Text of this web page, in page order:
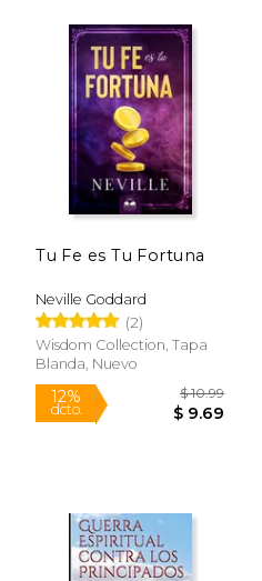
15%
dcto. $ 34.26
Tu Fe es Tu Fortuna
Neville Goddard
(2)
Wisdom Collection, Tapa
Blanda, Nuevo